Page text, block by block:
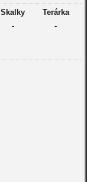
Skalky
Terárka
- -